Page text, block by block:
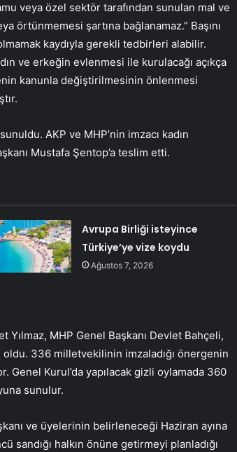
veya özel sektör tarafından sunulan mal ve
örtünmemesi şartına bağlanamaz.” Başını
kaydıyla gerekli tedbirleri alabilir.
ve erkeğin evlenmesi ile kurulacağı açıkça
kanunla değiştirilmesinin önlenmesi
AKP ve MHP’nin imzacı kadın
Mustafa Şentop’a teslim etti.
Avrupa Birliği isteyince
Türkiye’ye vize koydu
Ağustos 7, 2026
Yılmaz, MHP Genel Başkanı Devlet Bahçeli,
336 milletvekilinin imzaladığı önergenin
Kurul’da yapılacak gizli oylamada 360
sunulur.
ve üyelerinin belirleneceği Haziran ayına
sandığı halkın önüne getirmeyi planladığı